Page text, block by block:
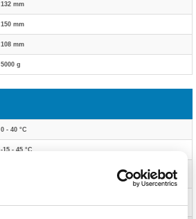
132 mm
150 mm
108 mm
5000 g
0 - 40 °C
-15 - 45 °C